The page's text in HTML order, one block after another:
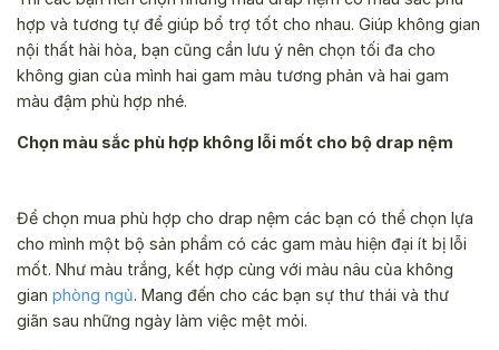
hợp và tương tự để giúp bổ trợ tốt cho nhau. Giúp không gian
nội thất hài hòa, bạn cũng cần lưu ý nên chọn tối đa cho
không gian của mình hai gam màu tương phản và hai gam
màu đậm phù hợp nhé.
Chọn màu sắc phù hợp không lỗi mốt cho bộ drap nệm
Để chọn mua phù hợp cho drap nệm các bạn có thể chọn lựa
cho mình một bộ sản phẩm có các gam màu hiện đại ít bị lỗi
mốt. Như màu trắng, kết hợp cùng với màu nâu của không
gian phòng ngủ. Mang đến cho các bạn sự thư thái và thư
giãn sau những ngày làm việc mệt mỏi.